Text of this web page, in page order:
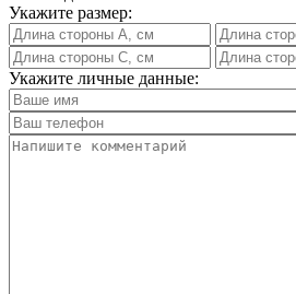
Укажите размер:
Укажите личные данные: